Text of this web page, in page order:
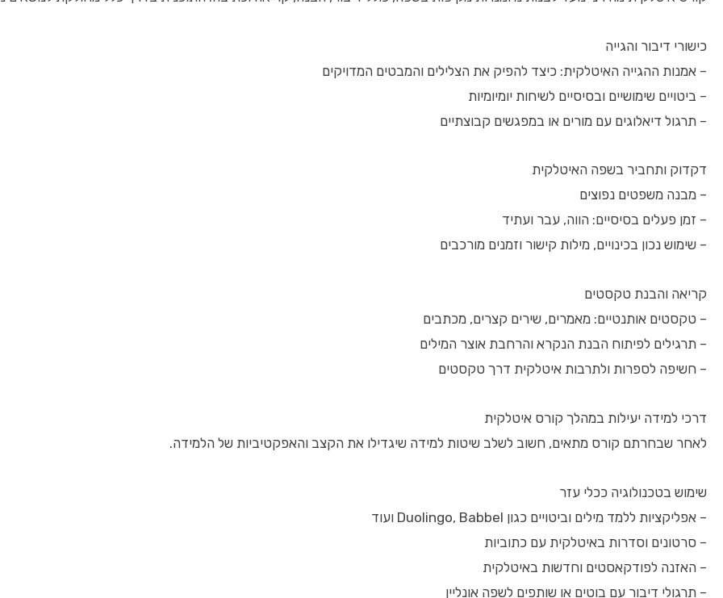
כישורי דיבור והגייה
– אמנות ההגייה האיטלקית: כיצד להפיק את הצלילים והמבטים המדויקים
– ביטויים שימושיים ובסיסיים לשיחות יומיומיות
– תרגול דיאלוגים עם מורים או במפגשים קבוצתיים
דקדוק ותחביר בשפה האיטלקית
– מבנה משפטים נפוצים
– זמן פעלים בסיסיים: הווה, עבר ועתיד
– שימוש נכון בכינויים, מילות קישור וזמנים מורכבים
קריאה והבנת טקסטים
– טקסטים אותנטיים: מאמרים, שירים קצרים, מכתבים
– תרגילים לפיתוח הבנת הנקרא והרחבת אוצר המילים
– חשיפה לספרות ולתרבות איטלקית דרך טקסטים
דרכי למידה יעילות במהלך קורס איטלקית
לאחר שבחרתם קורס מתאים, חשוב לשלב שיטות למידה שיגדילו את הקצב והאפקטיביות של הלמידה.
שימוש בטכנולוגיה ככלי עזר
– אפליקציות ללמד מילים וביטויים כגון Duolingo, Babbel ועוד
– סרטונים וסדרות באיטלקית עם כתוביות
– האזנה לפודקאסטים וחדשות באיטלקית
– תרגולי דיבור עם בוטים או שותפים לשפה אונליין